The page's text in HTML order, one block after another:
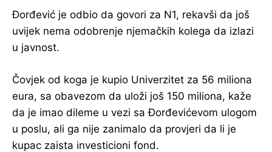
Đorđević je odbio da govori za N1, rekavši da još
uvijek nema odobrenje njemačkih kolega da izlazi
u javnost.
Čovjek od koga je kupio Univerzitet za 56 miliona
eura, sa obavezom da uloži još 150 miliona, kaže
da je imao dileme u vezi sa Đorđevićevom ulogom
u poslu, ali ga nije zanimalo da provjeri da li je
kupac zaista investicioni fond.